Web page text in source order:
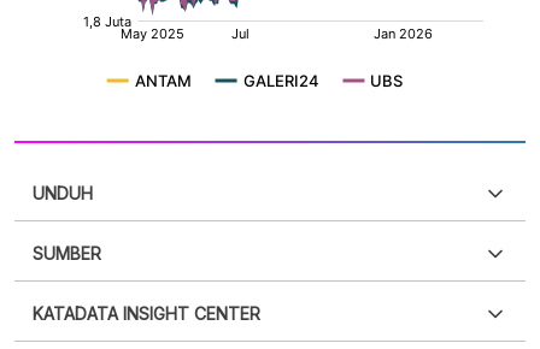
UNDUH
XLS
SUMBER
punya akun?Silakan Daftar sekarang
KATADATA INSIGHT CENTER